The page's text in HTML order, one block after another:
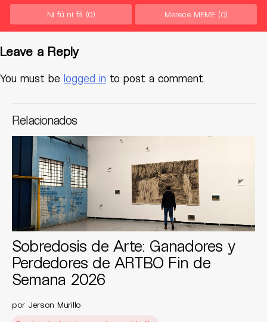
Ni fú ni fá (0) Merece MEME (0)
Leave a Reply
You must be logged in to post a comment.
Relacionados
Sobredosis de Arte: Ganadores y
Perdedores de ARTBO Fin de
Semana 2026
por Jerson Murillo